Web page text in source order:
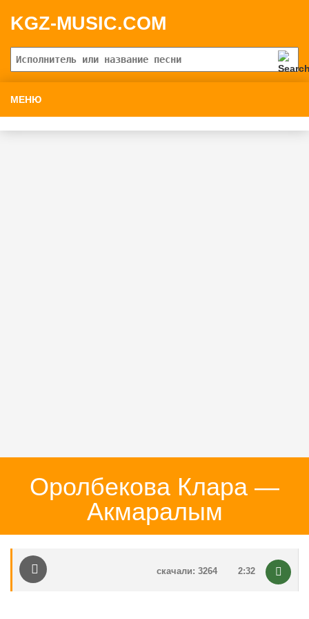
KGZ-MUSIC.COM
МЕНЮ
Оролбекова Клара —
Акмаралым
2:32
скачали: 3264